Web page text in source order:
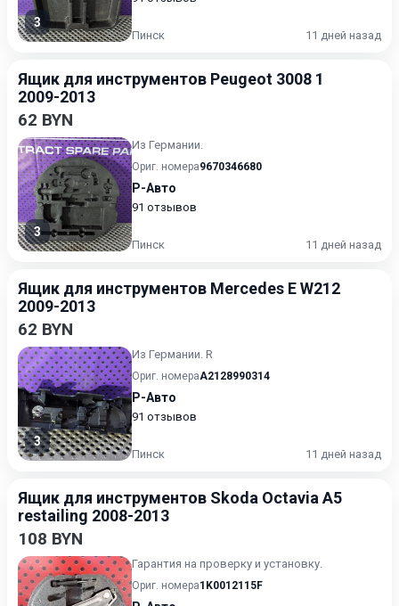
3
Пинск 11 дней назад
Ящик для инструментов Peugeot 3008 1
2009-2013
62 BYN
3
Из Германии.
Ориг. номера9670346680
Р-Авто
91 отзывов
Пинск 11 дней назад
Ящик для инструментов Mercedes E W212
2009-2013
62 BYN
3
Из Германии. R
Ориг. номераA2128990314
Р-Авто
91 отзывов
Пинск 11 дней назад
Ящик для инструментов Skoda Octavia A5
restailing 2008-2013
108 BYN
Гарантия на проверку и установку.
Ориг. номера1K0012115F